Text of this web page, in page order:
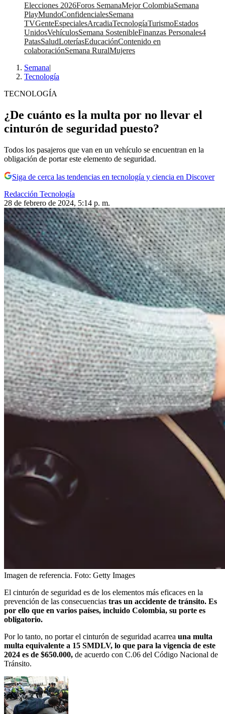
Elecciones 2026Foros SemanaMejor ColombiaSemana
PlayMundoConfidencialesSemana
TVGenteEspecialesArcadiaTecnologíaTurismoEstados
UnidosVehículosSemana SostenibleFinanzas Personales4
PatasSaludLoteríasEducaciónContenido en
colaboraciónSemana RuralMujeres
Semana|
Tecnología
TECNOLOGÍA
¿De cuánto es la multa por no llevar el
cinturón de seguridad puesto?
Todos los pasajeros que van en un vehículo se encuentran en la
obligación de portar este elemento de seguridad.
Siga de cerca las tendencias en tecnología y ciencia en Discover
Redacción Tecnología
28 de febrero de 2024, 5:14 p. m.
Imagen de referencia. Foto: Getty Images
El cinturón de seguridad es de los elementos más eficaces en la
prevención de las consecuencias tras un accidente de tránsito. Es
por ello que en varios países, incluido Colombia, su porte es
obligatorio.
Por lo tanto, no portar el cinturón de seguridad acarrea una multa
multa equivalente a 15 SMDLV, lo que para la vigencia de este
2024 es de $650.000, de acuerdo con C.06 del Código Nacional de
Tránsito.